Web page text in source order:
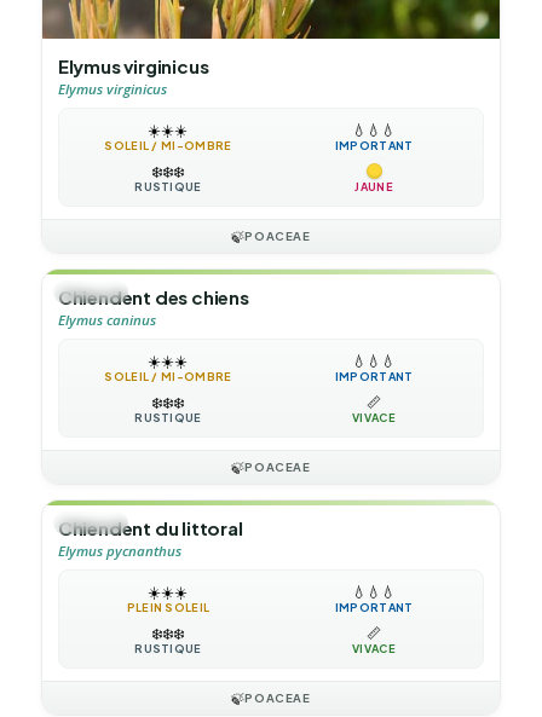
Elymus virginicus
Elymus virginicus
☀️☀️☀️
SOLEIL / MI-OMBRE
💧 💧 💧
IMPORTANT
❄️❄️❄️
RUSTIQUE JAUNE
🍃POACEAE
🌿HERBE
Chiendent des chiens
Elymus caninus
☀️☀️☀️
SOLEIL / MI-OMBRE
💧 💧 💧
IMPORTANT
❄️❄️❄️
RUSTIQUE
📏
VIVACE
🍃POACEAE
🌿HERBE
Chiendent du littoral
Elymus pycnanthus
☀️☀️☀️
PLEIN SOLEIL
💧 💧 💧
IMPORTANT
❄️❄️❄️
RUSTIQUE
📏
VIVACE
🍃POACEAE